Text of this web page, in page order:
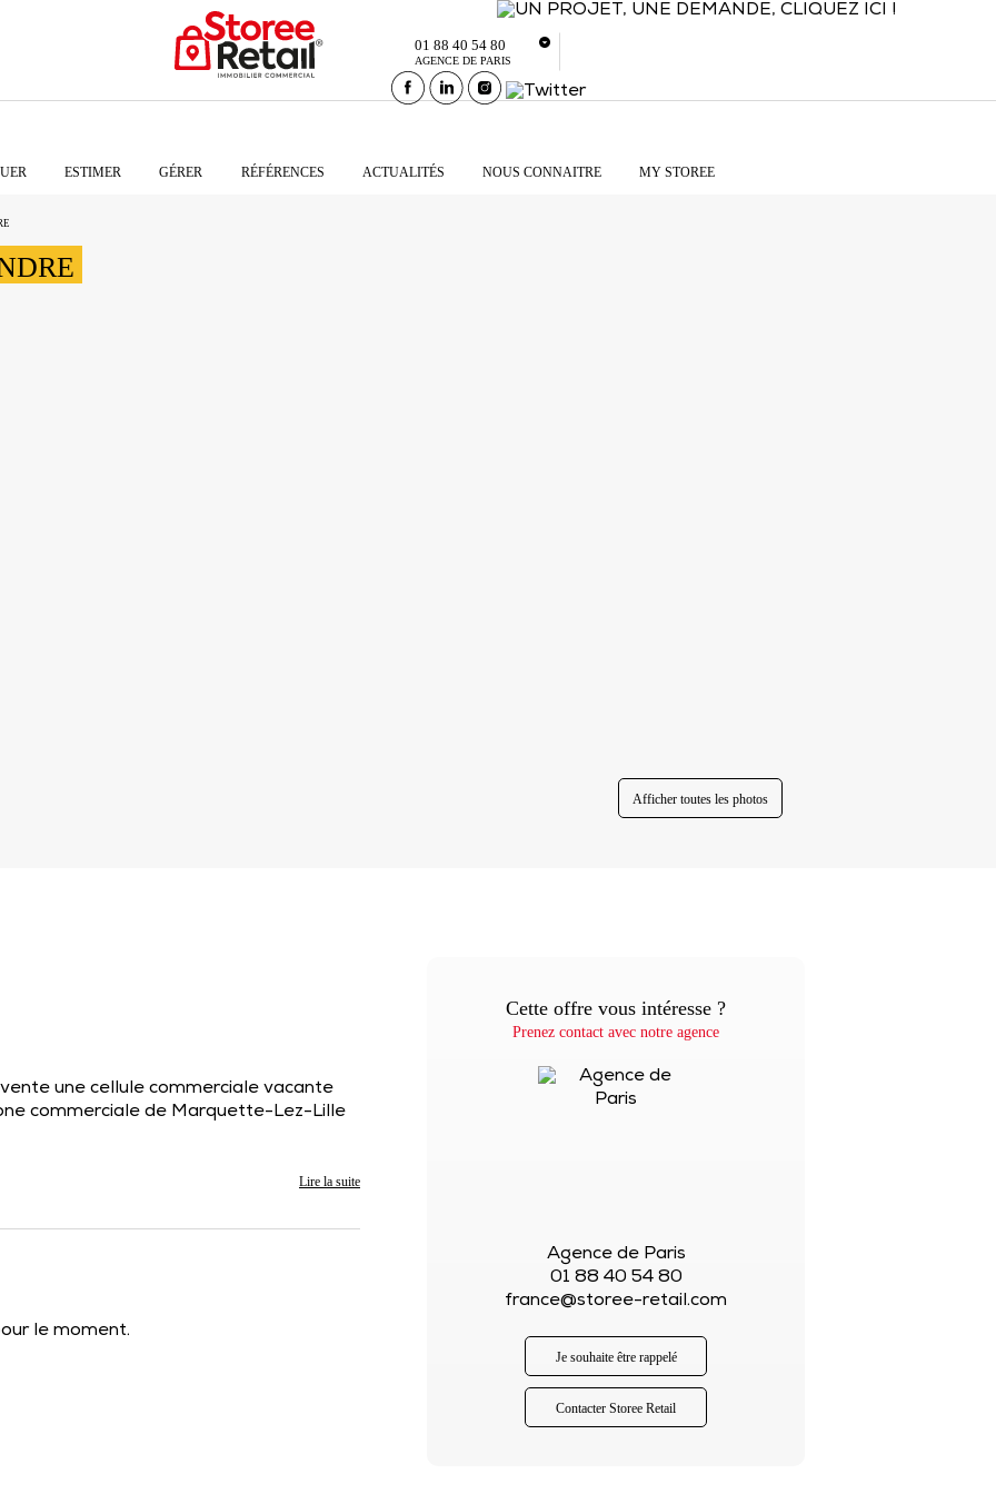
01 88 40 54 80
AGENCE DE PARIS
ESTIMER GÉRER RÉFÉRENCES ACTUALITÉS NOUS CONNAITRE MY STOREE
Afficher toutes les photos
Cette offre vous intéresse ? Je souhaite être rappelé
une cellule commerciale vacante
commerciale de Marquette-Lez-Lille
Lire la suite
le moment.
Cette offre vous intéresse ?
Prenez contact avec notre agence
Agence de Paris
01 88 40 54 80
france@storee-retail.com
Je souhaite être rappelé
Contacter Storee Retail